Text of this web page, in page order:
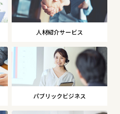
人材紹介サービス
パブリックビジネス